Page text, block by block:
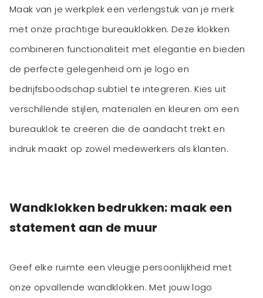
Maak van je werkplek een verlengstuk van je merk
met onze prachtige bureauklokken. Deze klokken
combineren functionaliteit met elegantie en bieden
de perfecte gelegenheid om je logo en
bedrijfsboodschap subtiel te integreren. Kies uit
verschillende stijlen, materialen en kleuren om een
bureauklok te creëren die de aandacht trekt en
indruk maakt op zowel medewerkers als klanten.
Wandklokken bedrukken: maak een
statement aan de muur
Geef elke ruimte een vleugje persoonlijkheid met
onze opvallende wandklokken. Met jouw logo